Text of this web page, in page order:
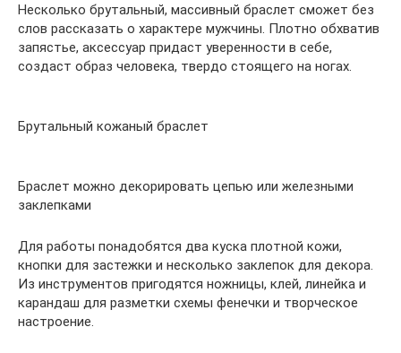
Несколько брутальный, массивный браслет сможет без
слов рассказать о характере мужчины. Плотно обхватив
запястье, аксессуар придаст уверенности в себе,
создаст образ человека, твердо стоящего на ногах.
Брутальный кожаный браслет
Браслет можно декорировать цепью или железными
заклепками
Для работы понадобятся два куска плотной кожи,
кнопки для застежки и несколько заклепок для декора.
Из инструментов пригодятся ножницы, клей, линейка и
карандаш для разметки схемы фенечки и творческое
настроение.